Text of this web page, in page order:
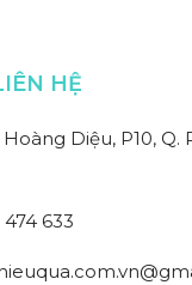
HỆ
Diệu, P10, Q.
633